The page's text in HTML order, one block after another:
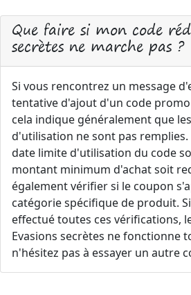
Que faire si mon code
secrètes ne marche pas ?
Si vous rencontrez un message
tentative d'ajout d'un code promo
cela indique généralement que
d'utilisation ne sont pas remplies.
date limite d'utilisation du code
montant minimum d'achat soit
également vérifier si le coupon
catégorie spécifique de produit.
effectué toutes ces vérifications,
Evasions secrètes ne fonctionne
n'hésitez pas à essayer un autre